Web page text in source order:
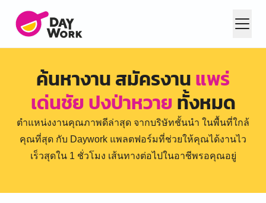
ค้นหางาน สมัครงานแพร่
เด่นชัย ปงป่าหวายทั้งหมด
ตำแหน่งงานคุณภาพดีล่าสุด จากบริษัทชั้นนำ ในพื้นที่ใกล้
คุณที่สุด กับ Daywork แพลตฟอร์มที่ช่วยให้คุณได้งานไว
เร็วสุดใน 1 ชั่วโมง เส้นทางต่อไปในอาชีพรอคุณอยู่